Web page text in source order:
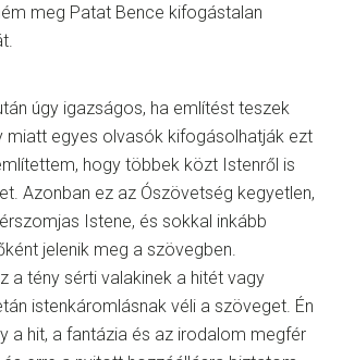
meg Patat Bence kifogástalan
úgy igazságos, ha említést teszek
miatt egyes olvasók kifogásolhatják ezt
hogy többek közt Istenről is
Azonban ez az Ószövetség kegyetlen,
Istene, és sokkal inkább
jelenik meg a szövegben.
a tény sérti valakinek a hitét vagy
istenkáromlásnak véli a szöveget. Én
a hit, a fantázia és az irodalom megfér